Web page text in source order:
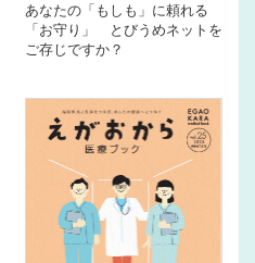
あなたの「もしも」に頼れる
「お守り」 とびうめネットを
ご存じですか？